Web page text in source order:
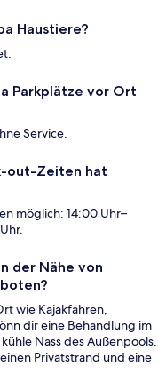
Haustiere?
Parkplätze vor Ort
Service.
out-Zeiten hat
möglich: 14:00 Uhr–
der Nähe von
wie Kajakfahren,
dir eine Behandlung im
Nass des Außenpools.
Privatstrand und eine